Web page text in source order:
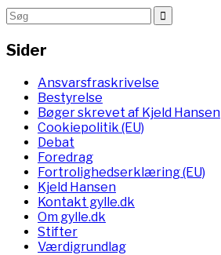
Sider
Ansvarsfraskrivelse
Bestyrelse
Bøger skrevet af Kjeld Hansen
Cookiepolitik (EU)
Debat
Foredrag
Fortrolighedserklæring (EU)
Kjeld Hansen
Kontakt gylle.dk
Om gylle.dk
Stifter
Værdigrundlag